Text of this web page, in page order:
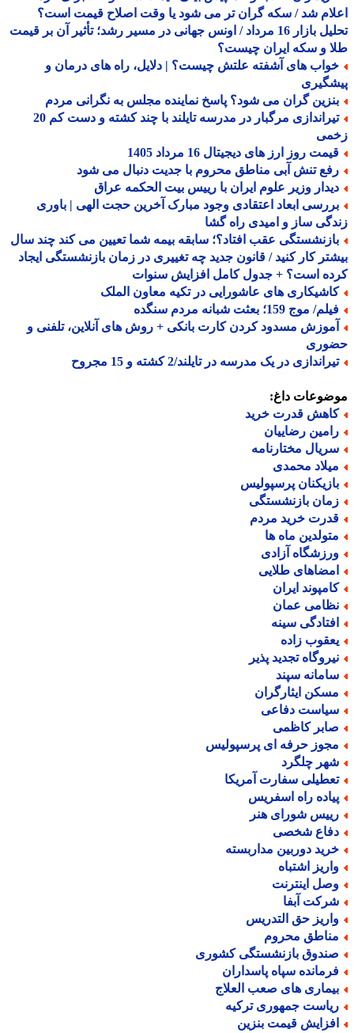
شد / سکه گران تر می شود یا وقت اصلاح قیمت است؟
تحلیل بازار 16 مرداد / اونس جهانی در مسیر رشد؛ تأثیر آن بر قیمت
و سکه ایران چیست؟
های آشفته علتش چیست؟ | دلایل، راه های درمان و
گران می شود؟ پاسخ نماینده مجلس به نگرانی مردم
تیراندازی مرگبار در مدرسه تایلند با چند کشته و دست کم 20
روز ارز های دیجیتال 16 مرداد 1405
تنش آبی مناطق محروم با جدیت دنبال می شود
وزیر علوم ایران با رییس بیت الحکمه عراق
ابعاد اعتقادی وجود مبارک آخرین حجت الهی | باوری
ساز و امیدی راه گشا
عقب افتاد؟؛ سابقه بیمه شما تعیین می کند چند سال
کار کنید / قانون جدید چه تغییری در زمان بازنشستگی ایجاد
است؟ + جدول کامل افزایش سنوات
های عاشورایی در تکیه معاون الملک
موج 159؛ بعثت شبانه مردم سنگده
مسدود کردن کارت بانکی + روش های آنلاین، تلفنی و
در یک مدرسه در تایلند/2 کشته و 15 مجروح
داغ:
قدرت خرید
رضاییان
مختارنامه
محمدی
پرسپولیس
بازنشستگی
خرید مردم
ماه ها
آزادی
طلایی
ایران
عمان
سینه
زاده
تجدید پذیر
سپند
ایثارگران
دفاعی
کاظمی
حرفه ای پرسپولیس
چلگرد
سفارت آمریکا
راه اسفریس
شورای هنر
شخصی
دوربین مداربسته
اشتباه
اینترنت
آبفا
حق التدریس
محروم
بازنشستگی کشوری
سپاه پاسداران
های صعب العلاج
جمهوری ترکیه
قیمت بنزین